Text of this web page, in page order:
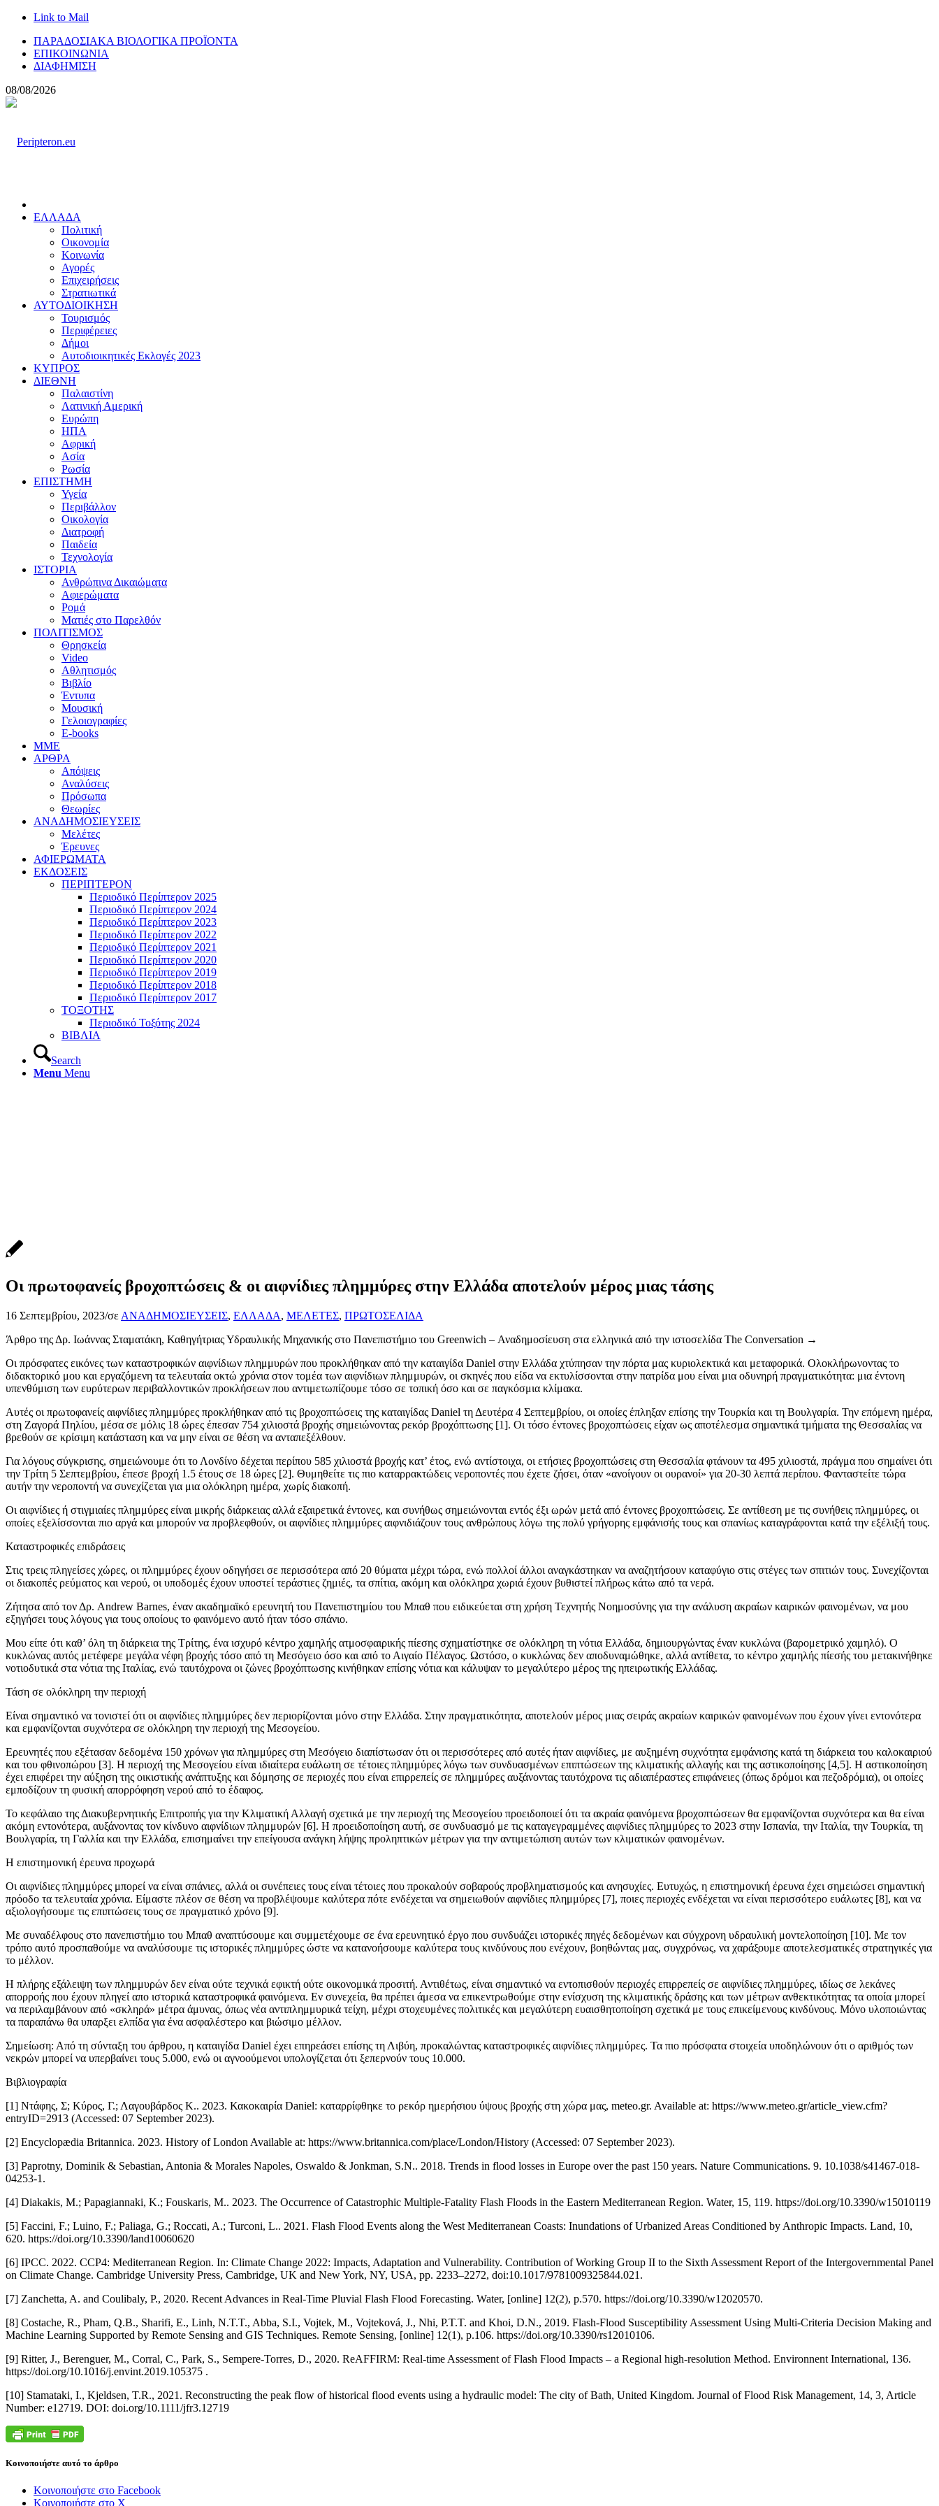
Link to Mail
ΠΑΡΑΔΟΣΙΑΚΑ ΒΙΟΛΟΓΙΚΑ ΠΡΟΪΟΝΤΑ
ΕΠΙΚΟΙΝΩΝΙΑ
ΔΙΑΦΗΜΙΣΗ
08/08/2026
ΕΛΛΑΔΑ
Πολιτική
Οικονομία
Κοινωνία
Αγορές
Επιχειρήσεις
Στρατιωτικά
ΑΥΤΟΔΙΟΙΚΗΣΗ
Τουρισμός
Περιφέρειες
Δήμοι
Αυτοδιοικητικές Εκλογές 2023
ΚΥΠΡΟΣ
ΔΙΕΘΝΗ
Παλαιστίνη
Λατινική Αμερική
Ευρώπη
ΗΠΑ
Αφρική
Ασία
Ρωσία
ΕΠΙΣΤΗΜΗ
Υγεία
Περιβάλλον
Οικολογία
Διατροφή
Παιδεία
Τεχνολογία
ΙΣΤΟΡΙΑ
Ανθρώπινα Δικαιώματα
Αφιερώματα
Ρομά
Ματιές στο Παρελθόν
ΠΟΛΙΤΙΣΜΟΣ
Θρησκεία
Video
Αθλητισμός
Βιβλίο
Έντυπα
Μουσική
Γελοιογραφίες
E-books
MME
ΑΡΘΡΑ
Απόψεις
Αναλύσεις
Πρόσωπα
Θεωρίες
ΑΝΑΔΗΜΟΣΙΕΥΣΕΙΣ
Μελέτες
Έρευνες
ΑΦΙΕΡΩΜΑΤΑ
ΕΚΔΟΣΕΙΣ
ΠΕΡΙΠΤΕΡΟΝ
Περιοδικό Περίπτερον 2025
Περιοδικό Περίπτερον 2024
Περιοδικό Περίπτερον 2023
Περιοδικό Περίπτερον 2022
Περιοδικό Περίπτερον 2021
Περιοδικό Περίπτερον 2020
Περιοδικό Περίπτερον 2019
Περιοδικό Περίπτερον 2018
Περιοδικό Περίπτερον 2017
ΤΟΞΟΤΗΣ
Περιοδικό Τοξότης 2024
ΒΙΒΛΙΑ
Search
Menu Menu
Οι πρωτοφανείς βροχοπτώσεις & οι αιφνίδιες πλημμύρες στην Ελλάδα αποτελούν μέρος μιας τάσης
16 Σεπτεμβρίου, 2023/σε ΑΝΑΔΗΜΟΣΙΕΥΣΕΙΣ, ΕΛΛΑΔΑ, ΜΕΛΕΤΕΣ, ΠΡΩΤΟΣΕΛΙΔΑ
Άρθρο της Δρ. Ιωάννας Σταματάκη, Καθηγήτριας Υδραυλικής Μηχανικής στο Πανεπιστήμιο του Greenwich – Αναδημοσίευση στα ελληνικά από την ιστοσελίδα The Conversation →
Οι πρόσφατες εικόνες των καταστροφικών αιφνίδιων πλημμυρών που προκλήθηκαν από την καταιγίδα Daniel στην Ελλάδα χτύπησαν την πόρτα μας κυριολεκτικά και μεταφορικά. Ολοκλήρωνοντας το
διδακτορικό μου και εργαζόμενη τα τελευταία οκτώ χρόνια στον τομέα των αιφνίδιων πλημμυρών, οι σκηνές που είδα να εκτυλίσσονται στην πατρίδα μου είναι μια οδυνηρή πραγματικότητα: μια έντονη
υπενθύμιση των ευρύτερων περιβαλλοντικών προκλήσεων που αντιμετωπίζουμε τόσο σε τοπική όσο και σε παγκόσμια κλίμακα.
Αυτές οι πρωτοφανείς αιφνίδιες πλημμύρες προκλήθηκαν από τις βροχοπτώσεις της καταιγίδας Daniel τη Δευτέρα 4 Σεπτεμβρίου, οι οποίες έπληξαν επίσης την Τουρκία και τη Βουλγαρία. Την επόμενη ημέρα,
στη Ζαγορά Πηλίου, μέσα σε μόλις 18 ώρες έπεσαν 754 χιλιοστά βροχής σημειώνοντας ρεκόρ βροχόπτωσης [1]. Οι τόσο έντονες βροχοπτώσεις είχαν ως αποτέλεσμα σημαντικά τμήματα της Θεσσαλίας να
βρεθούν σε κρίσιμη κατάσταση και να μην είναι σε θέση να ανταπεξέλθουν.
Για λόγους σύγκρισης, σημειώνουμε ότι το Λονδίνο δέχεται περίπου 585 χιλιοστά βροχής κατ’ έτος, ενώ αντίστοιχα, οι ετήσιες βροχοπτώσεις στη Θεσσαλία φτάνουν τα 495 χιλιοστά, πράγμα που σημαίνει ότι
την Τρίτη 5 Σεπτεμβρίου, έπεσε βροχή 1.5 έτους σε 18 ώρες [2]. Θυμηθείτε τις πιο καταρρακτώδεις νεροποντές που έχετε ζήσει, όταν «ανοίγουν οι ουρανοί» για 20-30 λεπτά περίπου. Φανταστείτε τώρα
αυτήν την νεροποντή να συνεχίζεται για μια ολόκληρη ημέρα, χωρίς διακοπή.
Οι αιφνίδιες ή στιγμιαίες πλημμύρες είναι μικρής διάρκειας αλλά εξαιρετικά έντονες, και συνήθως σημειώνονται εντός έξι ωρών μετά από έντονες βροχοπτώσεις. Σε αντίθεση με τις συνήθεις πλημμύρες, οι
οποίες εξελίσσονται πιο αργά και μπορούν να προβλεφθούν, οι αιφνίδιες πλημμύρες αιφνιδιάζουν τους ανθρώπους λόγω της πολύ γρήγορης εμφάνισής τους και σπανίως καταγράφονται κατά την εξέλιξή τους.
Καταστροφικές επιδράσεις
Στις τρεις πληγείσες χώρες, οι πλημμύρες έχουν οδηγήσει σε περισσότερα από 20 θύματα μέχρι τώρα, ενώ πολλοί άλλοι αναγκάστηκαν να αναζητήσουν καταφύγιο στις στέγες των σπιτιών τους. Συνεχίζονται
οι διακοπές ρεύματος και νερού, οι υποδομές έχουν υποστεί τεράστιες ζημιές, τα σπίτια, ακόμη και ολόκληρα χωριά έχουν βυθιστεί πλήρως κάτω από τα νερά.
Ζήτησα από τον Δρ. Andrew Barnes, έναν ακαδημαϊκό ερευνητή του Πανεπιστημίου του Μπαθ που ειδικεύεται στη χρήση Τεχνητής Νοημοσύνης για την ανάλυση ακραίων καιρικών φαινομένων, να μου
εξηγήσει τους λόγους για τους οποίους το φαινόμενο αυτό ήταν τόσο σπάνιο.
Μου είπε ότι καθ’ όλη τη διάρκεια της Τρίτης, ένα ισχυρό κέντρο χαμηλής ατμοσφαιρικής πίεσης σχηματίστηκε σε ολόκληρη τη νότια Ελλάδα, δημιουργώντας έναν κυκλώνα (βαρομετρικό χαμηλό). Ο
κυκλώνας αυτός μετέφερε μεγάλα νέφη βροχής τόσο από τη Μεσόγειο όσο και από το Αιγαίο Πέλαγος. Ωστόσο, ο κυκλώνας δεν αποδυναμώθηκε, αλλά αντίθετα, το κέντρο χαμηλής πίεσής του μετακινήθηκε
νοτιοδυτικά στα νότια της Ιταλίας, ενώ ταυτόχρονα οι ζώνες βροχόπτωσης κινήθηκαν επίσης νότια και κάλυψαν το μεγαλύτερο μέρος της ηπειρωτικής Ελλάδας.
Τάση σε ολόκληρη την περιοχή
Είναι σημαντικό να τονιστεί ότι οι αιφνίδιες πλημμύρες δεν περιορίζονται μόνο στην Ελλάδα. Στην πραγματικότητα, αποτελούν μέρος μιας σειράς ακραίων καιρικών φαινομένων που έχουν γίνει εντονότερα
και εμφανίζονται συχνότερα σε ολόκληρη την περιοχή της Μεσογείου.
Ερευνητές που εξέτασαν δεδομένα 150 χρόνων για πλημμύρες στη Μεσόγειο διαπίστωσαν ότι οι περισσότερες από αυτές ήταν αιφνίδιες, με αυξημένη συχνότητα εμφάνισης κατά τη διάρκεια του καλοκαιριού
και του φθινοπώρου [3]. Η περιοχή της Μεσογείου είναι ιδιαίτερα ευάλωτη σε τέτοιες πλημμύρες λόγω των συνδυασμένων επιπτώσεων της κλιματικής αλλαγής και της αστικοποίησης [4,5]. Η αστικοποίηση
έχει επιφέρει την αύξηση της οικιστικής ανάπτυξης και δόμησης σε περιοχές που είναι επιρρεπείς σε πλημμύρες αυξάνοντας ταυτόχρονα τις αδιαπέραστες επιφάνειες (όπως δρόμοι και πεζοδρόμια), οι οποίες
εμποδίζουν τη φυσική απορρόφηση νερού από το έδαφος.
Το κεφάλαιο της Διακυβερνητικής Επιτροπής για την Κλιματική Αλλαγή σχετικά με την περιοχή της Μεσογείου προειδοποιεί ότι τα ακραία φαινόμενα βροχοπτώσεων θα εμφανίζονται συχνότερα και θα είναι
ακόμη εντονότερα, αυξάνοντας τον κίνδυνο αιφνίδιων πλημμυρών [6]. Η προειδοποίηση αυτή, σε συνδυασμό με τις καταγεγραμμένες αιφνίδιες πλημμύρες το 2023 στην Ισπανία, την Ιταλία, την Τουρκία, τη
Βουλγαρία, τη Γαλλία και την Ελλάδα, επισημαίνει την επείγουσα ανάγκη λήψης προληπτικών μέτρων για την αντιμετώπιση αυτών των κλιματικών φαινομένων.
Η επιστημονική έρευνα προχωρά
Οι αιφνίδιες πλημμύρες μπορεί να είναι σπάνιες, αλλά οι συνέπειες τους είναι τέτοιες που προκαλούν σοβαρούς προβληματισμούς και ανησυχίες. Ευτυχώς, η επιστημονική έρευνα έχει σημειώσει σημαντική
πρόοδο τα τελευταία χρόνια. Είμαστε πλέον σε θέση να προβλέψουμε καλύτερα πότε ενδέχεται να σημειωθούν αιφνίδιες πλημμύρες [7], ποιες περιοχές ενδέχεται να είναι περισσότερο ευάλωτες [8], και να
αξιολογήσουμε τις επιπτώσεις τους σε πραγματικό χρόνο [9].
Με συναδέλφους στο πανεπιστήμιο του Μπαθ αναπτύσουμε και συμμετέχουμε σε ένα ερευνητικό έργο που συνδυάζει ιστορικές πηγές δεδομένων και σύγχρονη υδραυλική μοντελοποίηση [10]. Με τον
τρόπο αυτό προσπαθούμε να αναλύσουμε τις ιστορικές πλημμύρες ώστε να κατανοήσουμε καλύτερα τους κινδύνους που ενέχουν, βοηθώντας μας, συγχρόνως, να χαράξουμε αποτελεσματικές στρατηγικές για
το μέλλον.
Η πλήρης εξάλειψη των πλημμυρών δεν είναι ούτε τεχνικά εφικτή ούτε οικονομικά προσιτή. Αντιθέτως, είναι σημαντικό να εντοπισθούν περιοχές επιρρεπείς σε αιφνίδιες πλημμύρες, ιδίως σε λεκάνες
απορροής που έχουν πληγεί απο ιστορικά καταστροφικά φαινόμενα. Εν συνεχεία, θα πρέπει άμεσα να επικεντρωθούμε στην ενίσχυση της κλιματικής δράσης και των μέτρων ανθεκτικότητας τα οποία μπορεί
να περιλαμβάνουν από «σκληρά» μέτρα άμυνας, όπως νέα αντιπλημμυρικά τείχη, μέχρι στοχευμένες πολιτικές και μεγαλύτερη ευαισθητοποίηση σχετικά με τους επικείμενους κινδύνους. Μόνο υλοποιώντας
τα παραπάνω θα υπαρξει ελπίδα για ένα ασφαλέστερο και βιώσιμο μέλλον.
Σημείωση: Από τη σύνταξη του άρθρου, η καταιγίδα Daniel έχει επηρεάσει επίσης τη Λιβύη, προκαλώντας καταστροφικές αιφνίδιες πλημμύρες. Τα πιο πρόσφατα στοιχεία υποδηλώνουν ότι ο αριθμός των
νεκρών μπορεί να υπερβαίνει τους 5.000, ενώ οι αγνοούμενοι υπολογίζεται ότι ξεπερνούν τους 10.000.
Βιβλιογραφία
[1] Ντάφης, Σ; Κύρος, Γ.; Λαγουβάρδος Κ.. 2023. Κακοκαιρία Daniel: καταρρίφθηκε το ρεκόρ ημερήσιου ύψους βροχής στη χώρα μας, meteo.gr. Available at: https://www.meteo.gr/article_view.cfm?
entryID=2913 (Accessed: 07 September 2023).
[2] Encyclopædia Britannica. 2023. History of London Available at: https://www.britannica.com/place/London/History (Accessed: 07 September 2023).
[3] Paprotny, Dominik & Sebastian, Antonia & Morales Napoles, Oswaldo & Jonkman, S.N.. 2018. Trends in flood losses in Europe over the past 150 years. Nature Communications. 9. 10.1038/s41467-018-
04253-1.
[4] Diakakis, M.; Papagiannaki, K.; Fouskaris, M.. 2023. The Occurrence of Catastrophic Multiple-Fatality Flash Floods in the Eastern Mediterranean Region. Water, 15, 119. https://doi.org/10.3390/w15010119
[5] Faccini, F.; Luino, F.; Paliaga, G.; Roccati, A.; Turconi, L.. 2021. Flash Flood Events along the West Mediterranean Coasts: Inundations of Urbanized Areas Conditioned by Anthropic Impacts. Land, 10,
620. https://doi.org/10.3390/land10060620
[6] IPCC. 2022. CCP4: Mediterranean Region. In: Climate Change 2022: Impacts, Adaptation and Vulnerability. Contribution of Working Group II to the Sixth Assessment Report of the Intergovernmental Panel
on Climate Change. Cambridge University Press, Cambridge, UK and New York, NY, USA, pp. 2233–2272, doi:10.1017/9781009325844.021.
[7] Zanchetta, A. and Coulibaly, P., 2020. Recent Advances in Real-Time Pluvial Flash Flood Forecasting. Water, [online] 12(2), p.570. https://doi.org/10.3390/w12020570.
[8] Costache, R., Pham, Q.B., Sharifi, E., Linh, N.T.T., Abba, S.I., Vojtek, M., Vojteková, J., Nhi, P.T.T. and Khoi, D.N., 2019. Flash-Flood Susceptibility Assessment Using Multi-Criteria Decision Making and
Machine Learning Supported by Remote Sensing and GIS Techniques. Remote Sensing, [online] 12(1), p.106. https://doi.org/10.3390/rs12010106.
[9] Ritter, J., Berenguer, M., Corral, C., Park, S., Sempere-Torres, D., 2020. ReAFFIRM: Real-time Assessment of Flash Flood Impacts – a Regional high-resolution Method. Environnent International, 136.
https://doi.org/10.1016/j.envint.2019.105375 .
[10] Stamataki, I., Kjeldsen, T.R., 2021. Reconstructing the peak flow of historical flood events using a hydraulic model: The city of Bath, United Kingdom. Journal of Flood Risk Management, 14, 3, Article
Number: e12719. DOI: doi.org/10.1111/jfr3.12719
Κοινοποιήστε αυτό το άρθρο
Κοινοποιήστε στο Facebook
Κοινοποιήστε στο X